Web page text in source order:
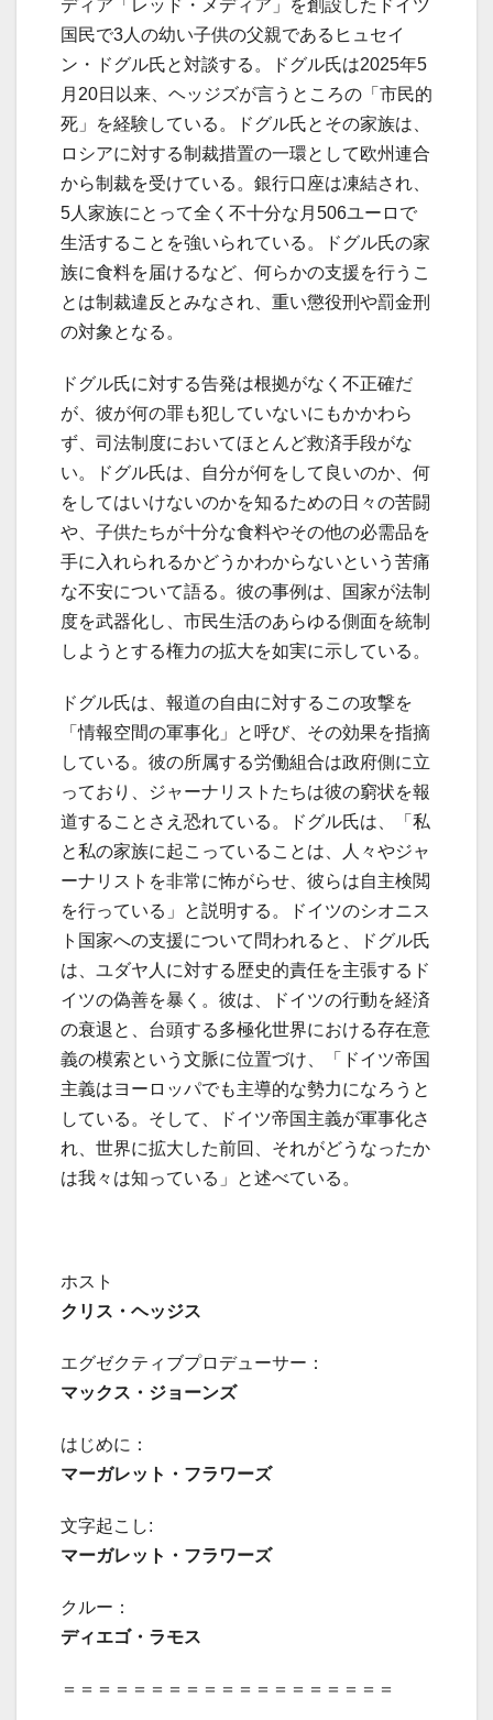
ディア「レッド・メディア」を創設したドイツ
国民で3人の幼い子供の父親であるヒュセイ
ン・ドグル氏と対談する。ドグル氏は2025年5
月20日以来、ヘッジズが言うところの「市民的
死」を経験している。ドグル氏とその家族は、
ロシアに対する制裁措置の一環として欧州連合
から制裁を受けている。銀行口座は凍結され、
5人家族にとって全く不十分な月506ユーロで
生活することを強いられている。ドグル氏の家
族に食料を届けるなど、何らかの支援を行うこ
とは制裁違反とみなされ、重い懲役刑や罰金刑
の対象となる。
ドグル氏に対する告発は根拠がなく不正確だ
が、彼が何の罪も犯していないにもかかわら
ず、司法制度においてほとんど救済手段がな
い。ドグル氏は、自分が何をして良いのか、何
をしてはいけないのかを知るための日々の苦闘
や、子供たちが十分な食料やその他の必需品を
手に入れられるかどうかわからないという苦痛
な不安について語る。彼の事例は、国家が法制
度を武器化し、市民生活のあらゆる側面を統制
しようとする権力の拡大を如実に示している。
ドグル氏は、報道の自由に対するこの攻撃を
「情報空間の軍事化」と呼び、その効果を指摘
している。彼の所属する労働組合は政府側に立
っており、ジャーナリストたちは彼の窮状を報
道することさえ恐れている。ドグル氏は、「私
と私の家族に起こっていることは、人々やジャ
ーナリストを非常に怖がらせ、彼らは自主検閲
を行っている」と説明する。ドイツのシオニス
ト国家への支援について問われると、ドグル氏
は、ユダヤ人に対する歴史的責任を主張するド
イツの偽善を暴く。彼は、ドイツの行動を経済
の衰退と、台頭する多極化世界における存在意
義の模索という文脈に位置づけ、「ドイツ帝国
主義はヨーロッパでも主導的な勢力になろうと
している。そして、ドイツ帝国主義が軍事化さ
れ、世界に拡大した前回、それがどうなったか
は我々は知っている」と述べている。
ホスト
クリス・ヘッジス
エグゼクティブプロデューサー：
マックス・ジョーンズ
はじめに：
マーガレット・フラワーズ
文字起こし:
マーガレット・フラワーズ
クルー：
ディエゴ・ラモス
＝＝＝＝＝＝＝＝＝＝＝＝＝＝＝＝＝＝＝